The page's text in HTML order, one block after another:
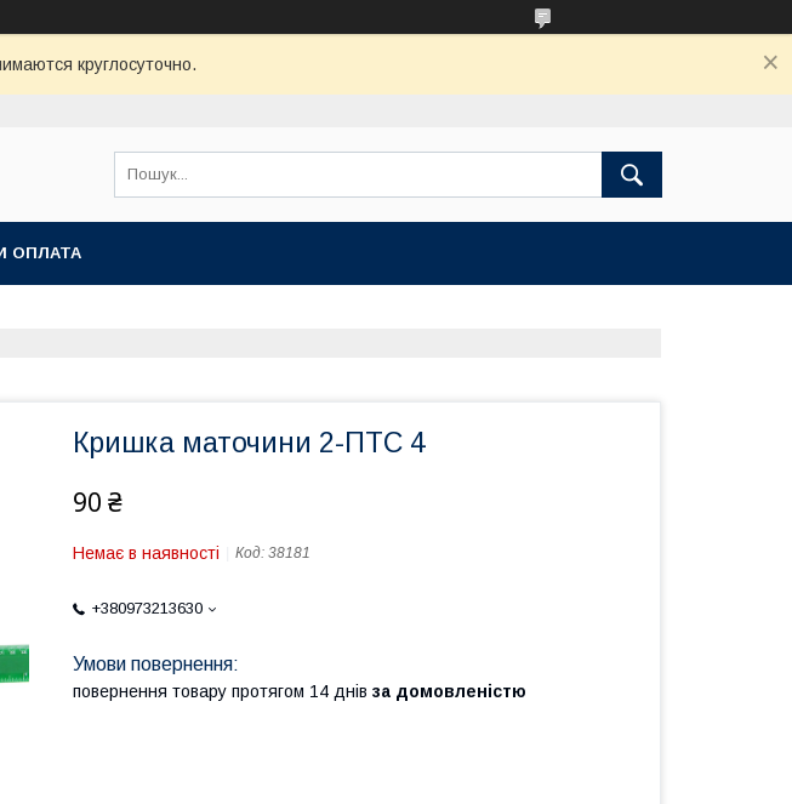
круглосуточно.
ОПЛАТА
Кришка маточини 2-ПТС 4
90 ₴
Немає в наявності Код: 38181
+380973213630
повернення товару протягом 14 днів за домовленістю